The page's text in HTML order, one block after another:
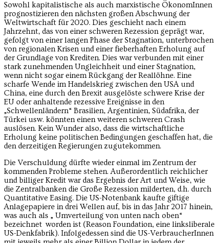
Sowohl kapitalistische als auch marxistische ÖkonomInnen
prognostizieren den nächsten großen Abschwung der
Weltwirtschaft für 2020. Dies geschieht nach einem
Jahrzehnt, das von einer schweren Rezession geprägt war,
gefolgt von einer langen Phase der Stagnation, unterbrochen
von regionalen Krisen und einer fieberhaften Erholung auf
der Grundlage von Krediten. Dies war verbunden mit einer
stark zunehmenden Ungleichheit und einer Stagnation,
wenn nicht sogar einem Rückgang der Reallöhne. Eine
scharfe Wende im Handelskrieg zwischen den USA und
China, eine durch den Brexit ausgelöste schwere Krise der
EU oder anhaltende rezessive Ereignisse in den
„Schwellenländern“ Brasilien, Argentinien, Südafrika, der
Türkei usw. könnten einen weiteren schweren Crash
auslösen. Kein Wunder also, dass die wirtschaftliche
Erholung keine politischen Bedingungen geschaffen hat, die
den derzeitigen Regierungen zugutekommen.
Die Verschuldung dürfte wieder einmal im Zentrum der
kommenden Probleme stehen. Außerordentlich reichlicher
und billiger Kredit war das Ergebnis der Art und Weise, wie
die Zentralbanken die Große Rezession milderten, d.h. durch
Quantitative Easing. Die US-Notenbank kaufte giftige
Anlagepapiere in drei Wellen auf, bis in das Jahr 2017 hinein,
was auch als „ Umverteilung von unten nach oben“
bezeichnet worden ist (Reason Foundation, eine linksliberale
US-Denkfabrik). Infolgedessen sind die US-VerbraucherInnen